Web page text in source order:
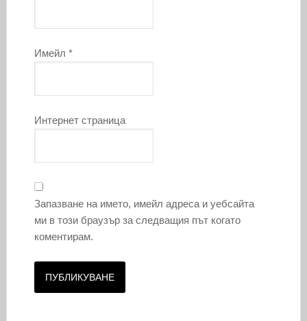
Имейл *
Интернет страница
Запазване на името, имейл адреса и уебсайта
ми в този браузър за следващия път когато
коментирам.